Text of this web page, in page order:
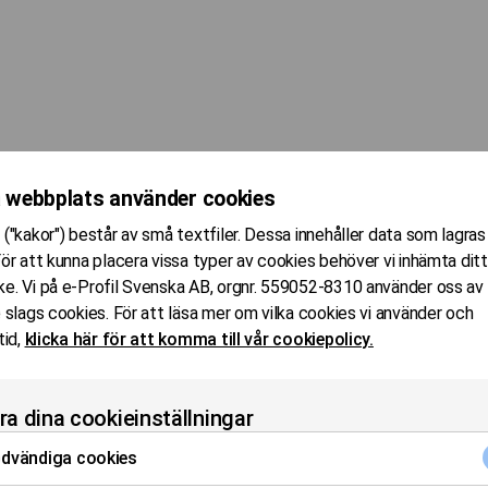
webbplats använder cookies
("kakor") består av små textfiler. Dessa innehåller data som lagras
att kunna placera vissa typer av cookies behöver vi inhämta ditt
Vi på e-Profil Svenska AB, orgnr. 559052-8310 använder oss av
cookies. För att läsa mer om vilka cookies vi använder och
klicka här för att komma till vår cookiepolicy.
dina cookieinställningar
cookies